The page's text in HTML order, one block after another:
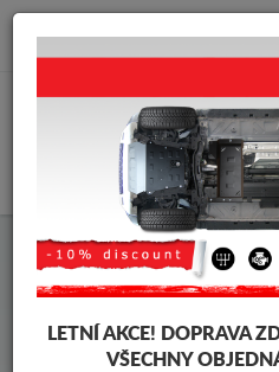
Kryt pod motor Volvo Kryt
Značky vozidel
LETNÍ AKCE! DOPRAVA
VŠECHNY